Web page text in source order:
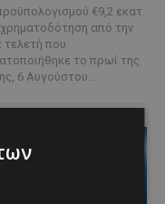
€9,2 εκατ.
από την
το πρωί της
6 Αυγούστου...